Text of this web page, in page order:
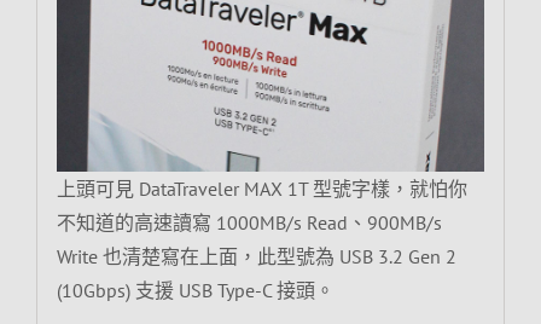
上頭可見 DataTraveler MAX 1T 型號字樣，就怕你
不知道的高速讀寫 1000MB/s Read、900MB/s
Write 也清楚寫在上面，此型號為 USB 3.2 Gen 2
(10Gbps) 支援 USB Type-C 接頭。